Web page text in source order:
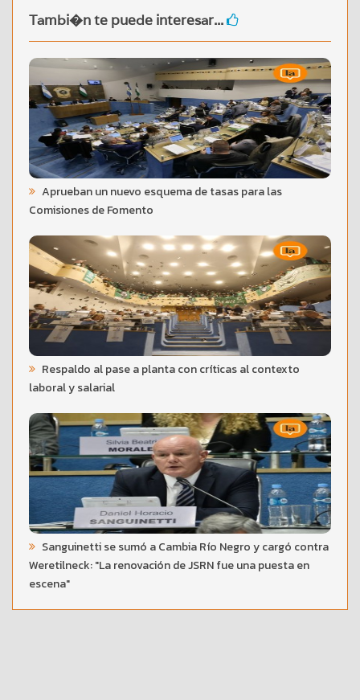
Tambi�n te puede interesar...
Aprueban un nuevo esquema de tasas para las
Comisiones de Fomento
Respaldo al pase a planta con críticas al contexto
laboral y salarial
Sanguinetti se sumó a Cambia Río Negro y cargó contra
Weretilneck: "La renovación de JSRN fue una puesta en
escena"